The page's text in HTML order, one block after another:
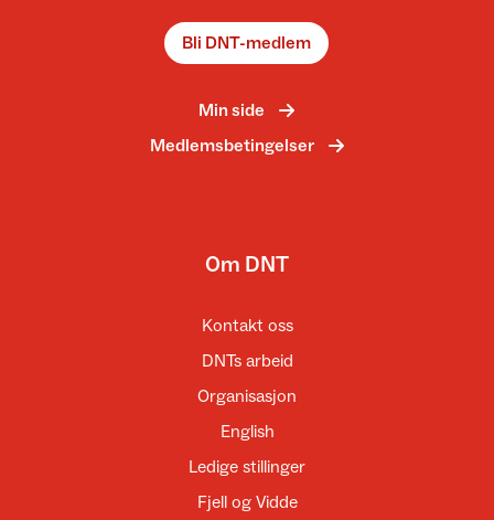
Bli DNT-medlem
Min side
Medlemsbetingelser
Om DNT
Kontakt oss
DNTs arbeid
Organisasjon
English
Ledige stillinger
Fjell og Vidde